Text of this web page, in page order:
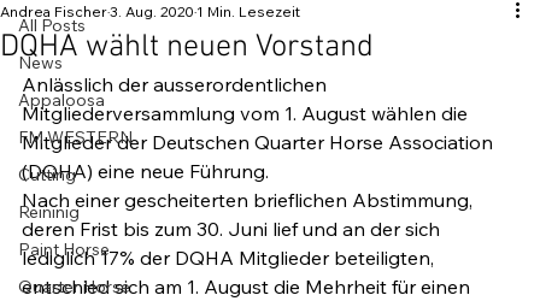
All Posts
News
Appaloosa
FM WESTERN
Cutting
Reininig
Paint Horse
Quarter Horse
DQHA wählt neuen Vorstand
Andrea Fischer3. Aug. 2020 1 Min. Lesezeit
Anlässlich der ausserordentlichen
Mitgliederversammlung vom 1. August wählen die
Mitglieder der Deutschen Quarter Horse Association
(DQHA) eine neue Führung.
Nach einer gescheiterten brieflichen Abstimmung,
deren Frist bis zum 30. Juni lief und an der sich
lediglich 17% der DQHA Mitglieder beteiligten,
entschied sich am 1. August die Mehrheit für einen